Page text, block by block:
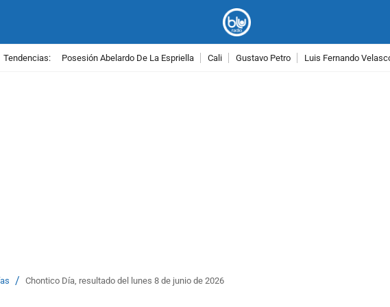
Tendencias: Posesión Abelardo De La Espriella Cali Gustavo Petro Luis Fernando
/ Chontico Día, resultado del lunes 8 de junio de 2026